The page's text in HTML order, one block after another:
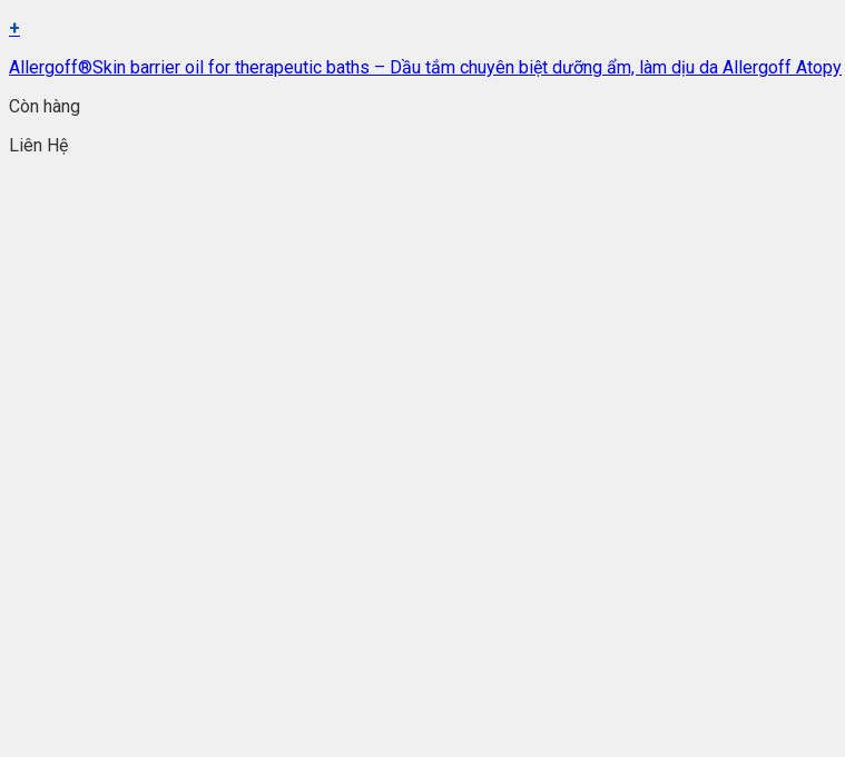
+
Allergoff®Skin barrier oil for therapeutic baths – Dầu tắm chuyên biệt dưỡng ẩm, làm dịu da Allergoff Atopy
Còn hàng
Liên Hệ